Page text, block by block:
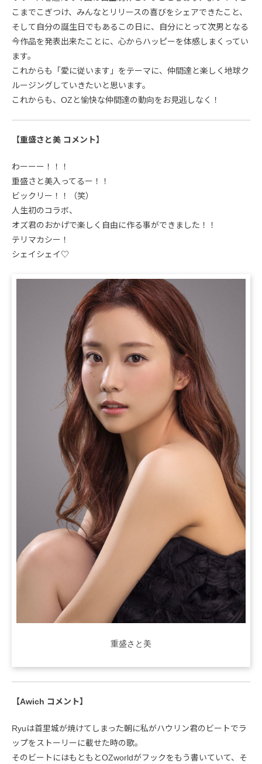
こまでこぎつけ、みんなとリリースの喜びをシェアできたこと、
そして自分の誕生日でもあるこの日に、自分にとって次男となる
今作品を発表出来たことに、心からハッピーを体感しまくってい
ます。
これからも「愛に従います」をテーマに、仲間達と楽しく地球ク
ルージングしていきたいと思います。
これからも、OZと愉快な仲間達の動向をお見逃しなく！
【重盛さと美 コメント】
わーーー！！！
重盛さと美入ってるー！！
ビックリー！！（笑）
人生初のコラボ、
オズ君のおかげで楽しく自由に作る事ができました！！
テリマカシー！
シェイシェイ♡
重盛さと美
【Awich コメント】
Ryuは首里城が焼けてしまった朝に私がハウリン君のビートでラ
ップをストーリーに載せた時の歌。
そのビートにはもともとOZworldがフックをもう書いていて、そ